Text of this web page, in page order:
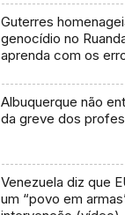
Guterres
genocídio no
aprenda com os
Albuquerque não
da greve dos
Venezuela diz que
um “povo em